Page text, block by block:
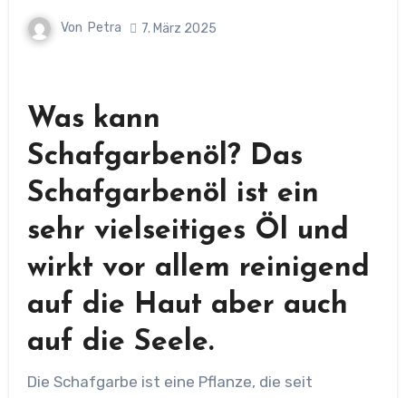
Von Petra 7. März 2025
Was kann
Schafgarbenöl? Das
Schafgarbenöl ist ein
sehr vielseitiges Öl und
wirkt vor allem reinigend
auf die Haut aber auch
auf die Seele.
Die Schafgarbe ist eine Pflanze, die seit